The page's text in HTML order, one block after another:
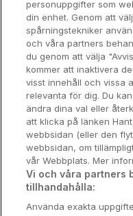
Om
Booking
personuppgifter som
din enhet. Genom att
spårningstekniker
och våra partners
du genom att välja
kommer att inaktivera
visst innehåll och vissa
relevanta för dig. Du
ändra dina val eller
att klicka på länken
webbsidan (eller den
webbsidan, om
vår Webbplats. Mer
Vi och våra partners
tillhandahålla:
Använda exakta